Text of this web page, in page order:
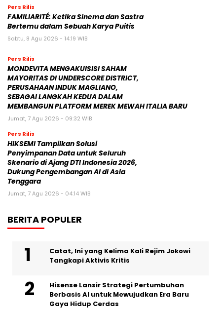
Pers Rilis
FAMILIARITÉ: Ketika Sinema dan Sastra
Bertemu dalam Sebuah Karya Puitis
Sabtu, 8 Agu 2026 - 14:19 WIB
Pers Rilis
MONDEVITA MENGAKUISISI SAHAM
MAYORITAS DI UNDERSCORE DISTRICT,
PERUSAHAAN INDUK MAGLIANO,
SEBAGAI LANGKAH KEDUA DALAM
MEMBANGUN PLATFORM MEREK MEWAH ITALIA BARU
Jumat, 7 Agu 2026 - 09:32 WIB
Pers Rilis
HIKSEMI Tampilkan Solusi
Penyimpanan Data untuk Seluruh
Skenario di Ajang DTI Indonesia 2026,
Dukung Pengembangan AI di Asia
Tenggara
Jumat, 7 Agu 2026 - 04:14 WIB
BERITA POPULER
Catat, Ini yang Kelima Kali Rejim Jokowi
Tangkapi Aktivis Kritis
Hisense Lansir Strategi Pertumbuhan
Berbasis AI untuk Mewujudkan Era Baru
Gaya Hidup Cerdas